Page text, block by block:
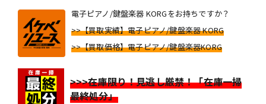
電子ピアノ/鍵盤楽器 KORGをお持ちですか？
>>【買取実績】電子ピアノ/鍵盤楽器 KORG
>>【買取価格】電子ピアノ/鍵盤楽器KORG
>>>在庫限り！見逃し厳禁！「在庫一掃
最終処分」